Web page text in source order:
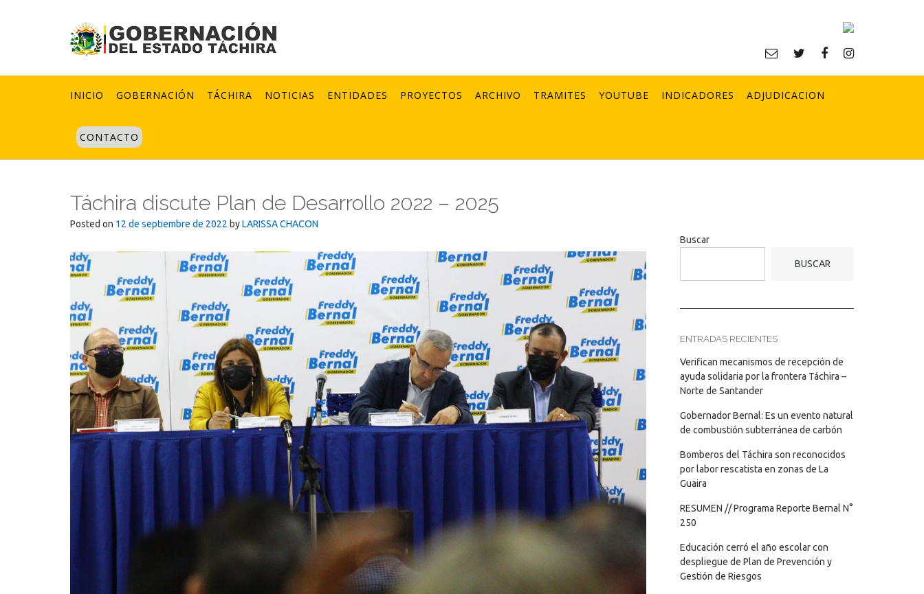
INICIO GOBERNACIÓN TÁCHIRA NOTICIAS ENTIDADES PROYECTOS ARCHIVO TRAMITES YOUTUBE INDICADORES ADJUDICACION
CONTACTO
Táchira discute Plan de Desarrollo 2022 – 2025
Posted on 12 de septiembre de 2022 byLARISSA CHACON
Buscar
BUSCAR
ENTRADAS RECIENTES
Verifican mecanismos de recepción de
ayuda solidaria por la frontera Táchira –
Norte de Santander
Gobernador Bernal: Es un evento natural
de combustión subterránea de carbón
Bomberos del Táchira son reconocidos
por labor rescatista en zonas de La
Guaira
RESUMEN // Programa Reporte Bernal N°
250
Educación cerró el año escolar con
despliegue de Plan de Prevención y
Gestión de Riesgos